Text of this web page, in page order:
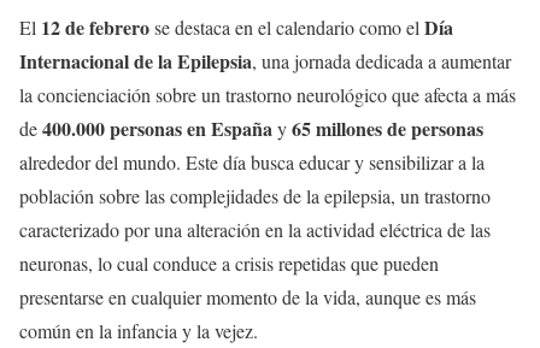
El 12 de febrerose destaca en el calendario como el Día
Internacional de la Epilepsia, una jornada dedicada a aumentar
la concienciación sobre un trastorno neurológico que afecta a más
de400.000 personas en España y65 millones de personas
alrededor del mundo. Este día busca educar y sensibilizar a la
población sobre las complejidades de la epilepsia, un trastorno
caracterizado por una alteración en la actividad eléctrica de las
neuronas, lo cual conduce a crisis repetidas que pueden
presentarse en cualquier momento de la vida, aunque es más
común en la infancia y la vejez.